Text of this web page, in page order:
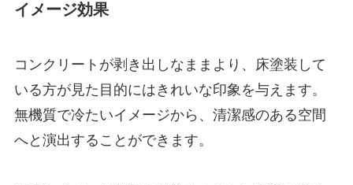
イメージ効果
コンクリートが剥き出しなままより、床塗装して
いる方が見た目的にはきれいな印象を与えます。
無機質で冷たいイメージから、清潔感のある空間
へと演出することができます。